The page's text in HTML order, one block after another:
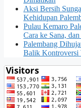
Aksi Bersih
Kehidupan
Pulau Kemaro
Cara ke Sana,
Palembang
Balik Kontroversi